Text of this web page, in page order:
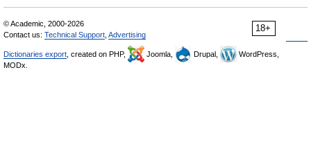
18+
© Academic, 2000-2026
Contact us: Technical Support Advertising
Dictionaries export , created on PHP, Joomla, Drupal,
WordPress,
MODx.